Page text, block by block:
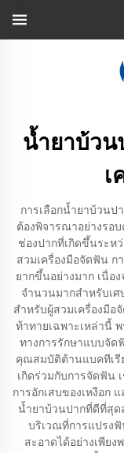
น้ำยาบ้ว
การเลือกน้ำยาบ้วนป
ต้องพิจารณาอย่างรอ
ช่องปากที่เกิดขึ้นระห
สวมเครื่องมือจัดฟัน ก
ยากขึ้นอย่างมาก เนื่อ
จำนวนมากสำหรับเ
สำหรับผู้สวมเครื่องมือ
ท้าทายเฉพาะเหล่านี้
ทางการรักษาแบบจั
คุณสมบัติต้านแบคทีเรี
เกิดร่วมกับการจัดฟัน
การอักเสบของเหงือก
น้ำยาบ้วนปากที่ดีที่สุด
บริเวณที่การแปรง
สะอาดได้อย่างเพีย